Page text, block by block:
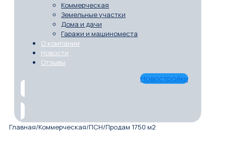
Коммерческая
Земельные участки
Дома и дачи
Гаражи и машиноместа
О компании
Новости
Отзывы
Новостройки
Главная/Коммерческая/ПСН/Продам 1750 м2